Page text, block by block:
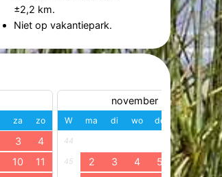
±2,2 km.
Niet op vakantiepark.
za zo
3 4
10 11
november 2026
W ma di wo do vr za
44
45 2 3 4 5 6 7